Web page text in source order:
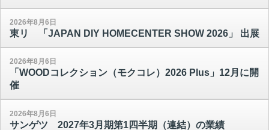
2026年8月6日
東リ 「JAPAN DIY HOMECENTER SHOW 2026」 出展
2026年8月6日
「WOODコレクション（モクコレ）2026 Plus」12月に開
催
2026年8月6日
サンゲツ 2027年3月期第1四半期（連結）の業績